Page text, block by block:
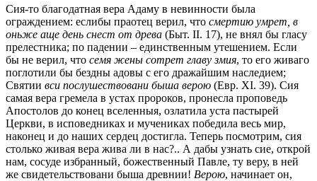
Сия-то благодатная вера Адаму в невинности была
ограждением: еслибы праотец верил, что смертию умрет, в
оньже аще день снест от древа (Быт. II. 17), не внял бы гласу
прелестника; по падении – единственным утешением. Если
бы не верил, что семя жены сотрет главу змия, то его живаго
поглотили бы бездны адовы с его дражайшим наследием;
Святии вси послушествовани быша верою (Евр. XI. 39). Сия
самая вера гремела в устах пророков, пронесла проповедь
Апостолов до конец вселенныя, озлатила уста пастырей
Церкви, в исповедниках и мучениках победила весь мир,
наконец и до наших сердец достигла. Теперь посмотрим, сия
столько живая вера жива ли в нас?.. А дабы узнать сие, открой
нам, сосуде избранный, божественный Павле, ту веру, в ней
же свидетельствовани быша древнии! Верою, начинает он,